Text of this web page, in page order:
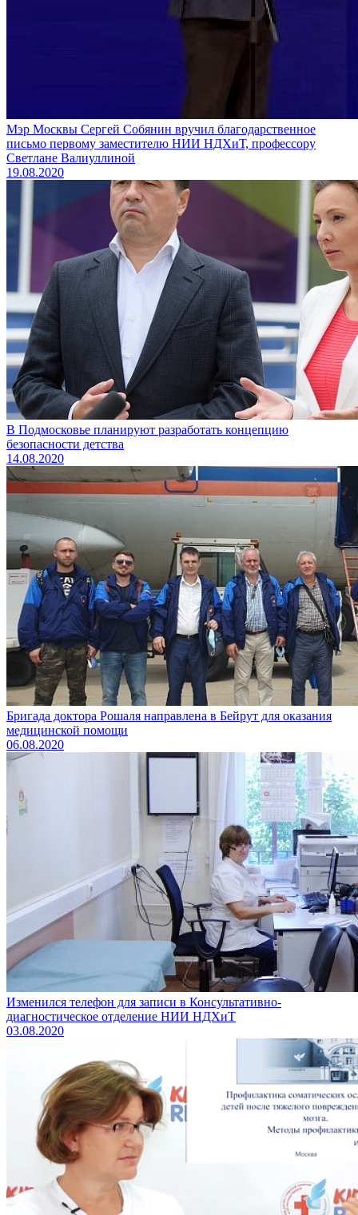
Мэр Москвы Сергей Собянин вручил благодарственное
письмо первому заместителю НИИ НДХиТ, профессору
Светлане Валиуллиной
19.08.2020
В Подмосковье планируют разработать концепцию
безопасности детства
14.08.2020
Бригада доктора Рошаля направлена в Бейрут для оказания
медицинской помощи
06.08.2020
Изменился телефон для записи в Консультативно-
диагностическое отделение НИИ НДХиТ
03.08.2020